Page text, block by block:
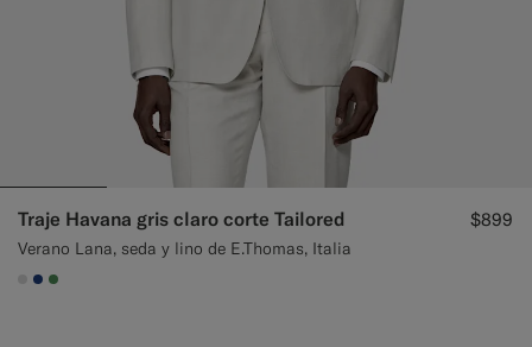
Traje Havana gris claro corte Tailored
Verano Lana, seda y lino de E.Thomas, Italia
$899
#D9DADA
#1C3D7A
#4D8C57